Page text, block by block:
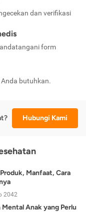
dan verifikasi
form
butuhkan.
Hubungi Kami
Manfaat, Cara
2042
Anak yang Perlu